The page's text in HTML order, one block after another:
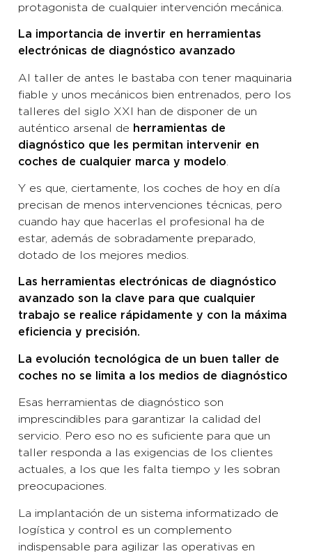
protagonista de cualquier intervención mecánica.
La importancia de invertir en herramientas
electrónicas de diagnóstico avanzado
Al taller de antes le bastaba con tener maquinaria
fiable y unos mecánicos bien entrenados, pero los
talleres del siglo XXI han de disponer de un
auténtico arsenal de herramientas de
diagnóstico que les permitan intervenir en
coches de cualquier marca y modelo
Y es que, ciertamente, los coches de hoy en día
precisan de menos intervenciones técnicas, pero
cuando hay que hacerlas el profesional ha de
estar, además de sobradamente preparado,
dotado de los mejores medios.
Las herramientas electrónicas de diagnóstico
avanzado son la clave para que cualquier
trabajo se realice rápidamente y con la máxima
eficiencia y precisión.
La evolución tecnológica de un buen taller de
coches no se limita a los medios de diagnóstico
Esas herramientas de diagnóstico son
imprescindibles para garantizar la calidad del
servicio. Pero eso no es suficiente para que un
taller responda a las exigencias de los clientes
actuales, a los que les falta tiempo y les sobran
preocupaciones.
La implantación de un sistema informatizado de
logística y control es un complemento
indispensable para agilizar las operativas en